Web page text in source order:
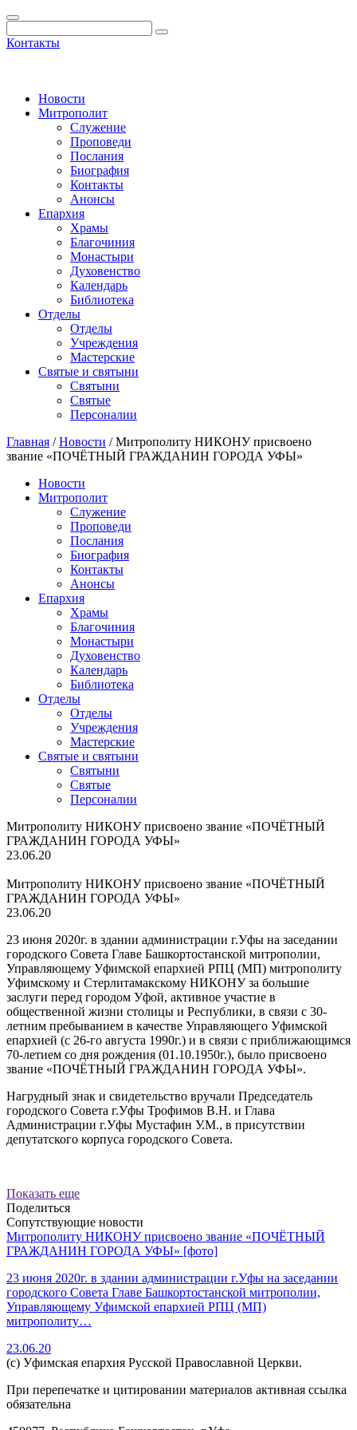
Контакты
Новости
Митрополит
Служение
Проповеди
Послания
Биография
Контакты
Анонсы
Епархия
Храмы
Благочиния
Монастыри
Духовенство
Календарь
Библиотека
Отделы
Отделы
Учреждения
Мастерские
Святые и святыни
Cвятыни
Cвятые
Персоналии
Главная /Новости /Митрополиту НИКОНУ присвоено
звание «ПОЧЁТНЫЙ ГРАЖДАНИН ГОРОДА УФЫ»
Новости
Митрополит
Служение
Проповеди
Послания
Биография
Контакты
Анонсы
Епархия
Храмы
Благочиния
Монастыри
Духовенство
Календарь
Библиотека
Отделы
Отделы
Учреждения
Мастерские
Святые и святыни
Cвятыни
Cвятые
Персоналии
Митрополиту НИКОНУ присвоено звание «ПОЧЁТНЫЙ
ГРАЖДАНИН ГОРОДА УФЫ»
23.06.20
Митрополиту НИКОНУ присвоено звание «ПОЧЁТНЫЙ
ГРАЖДАНИН ГОРОДА УФЫ»
23.06.20
23 июня 2020г. в здании администрации г.Уфы на заседании
городского Совета Главе Башкортостанской митрополии,
Управляющему Уфимской епархией РПЦ (МП) митрополиту
Уфимскому и Стерлитамакскому НИКОНУ за большие
заслуги перед городом Уфой, активное участие в
общественной жизни столицы и Республики, в связи с 30-
летним пребыванием в качестве Управляющего Уфимской
епархией (с 26-го августа 1990г.) и в связи с приближающимся
70-летием со дня рождения (01.10.1950г.), было присвоено
звание «ПОЧЁТНЫЙ ГРАЖДАНИН ГОРОДА УФЫ».
Нагрудный знак и свидетельство вручали Председатель
городского Совета г.Уфы Трофимов В.Н. и Глава
Администрации г.Уфы Мустафин У.М., в присутствии
депутатского корпуса городского Совета.
Показать еще
Поделиться
Сопутствующие новости
Митрополиту НИКОНУ присвоено звание «ПОЧЁТНЫЙ
ГРАЖДАНИН ГОРОДА УФЫ» [фото]
23 июня 2020г. в здании администрации г.Уфы на заседании
городского Совета Главе Башкортостанской митрополии,
Управляющему Уфимской епархией РПЦ (МП)
митрополиту…
23.06.20
(с) Уфимская епархия Русской Православной Церкви.
При перепечатке и цитировании материалов активная ссылка
обязательна